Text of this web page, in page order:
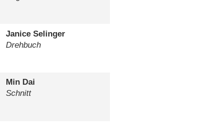
Janice Selinger
Drehbuch
Min Dai
Schnitt